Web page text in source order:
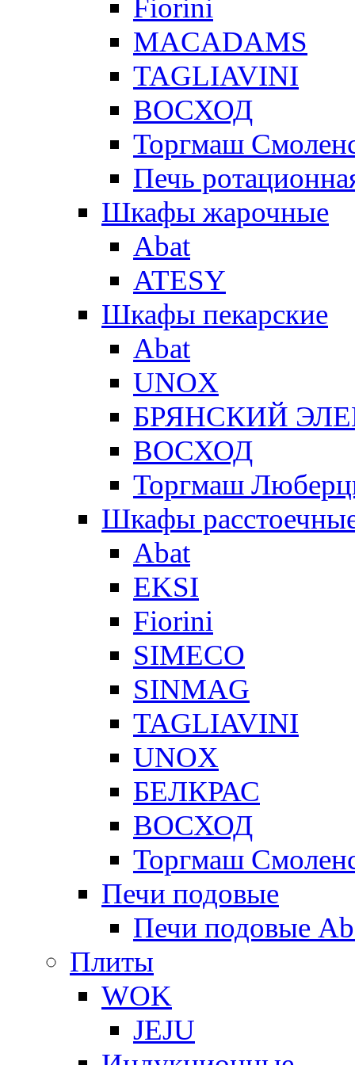
Fiorini
MACADAMS
TAGLIAVINI
ВОСХОД
Торгмаш
Печь
Шкафы жарочные
Abat
ATESY
Шкафы пекарские
Abat
UNOX
БРЯНСКИЙ
ВОСХОД
Торгмаш
Шкафы
Abat
EKSI
Fiorini
SIMECO
SINMAG
TAGLIAVINI
UNOX
БЕЛКРАС
ВОСХОД
Торгмаш
Печи подовые
Печи подовые
Плиты
WOK
JEJU